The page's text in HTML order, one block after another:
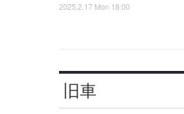
2025.2.17 Mon 18:00
旧車